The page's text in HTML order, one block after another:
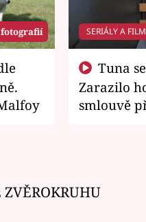
fotografií SERIÁLY A
Zarazilo
smlouvě
ZVĚROKRUHU